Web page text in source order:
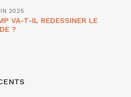
2025
VA-T-IL REDESSINER LE
?